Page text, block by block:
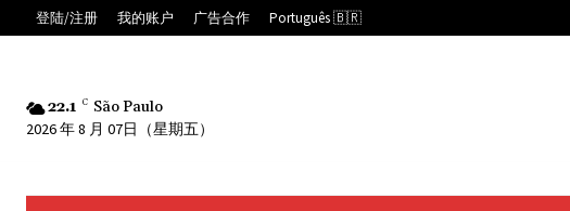
登陆/注册 我的账户 广告合作 Português 🇧🇷
22.1 C São Paulo
2026 年 8 月 07日（星期五）